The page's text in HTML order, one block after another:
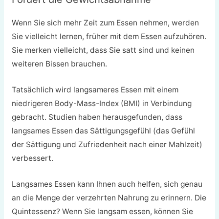
Wenn Sie sich mehr Zeit zum Essen nehmen, werden
Sie vielleicht lernen, früher mit dem Essen aufzuhören.
Sie merken vielleicht, dass Sie satt sind und keinen
weiteren Bissen brauchen.
Tatsächlich wird langsameres Essen mit einem
niedrigeren Body-Mass-Index (BMI) in Verbindung
gebracht. Studien haben herausgefunden, dass
langsames Essen das Sättigungsgefühl (das Gefühl
der Sättigung und Zufriedenheit nach einer Mahlzeit)
verbessert.
Langsames Essen kann Ihnen auch helfen, sich genau
an die Menge der verzehrten Nahrung zu erinnern. Die
Quintessenz? Wenn Sie langsam essen, können Sie